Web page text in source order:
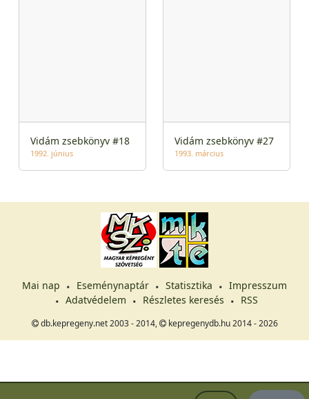
Vidám zsebkönyv #18
1992. június
Vidám zsebkönyv #27
1993. március
Mai nap Eseménynaptár Statisztika
Impresszum
Adatvédelem
Részletes keresés RSS
db.kepregeny.net 2003 - 2014, kepregenydb.hu 2014 - 2026